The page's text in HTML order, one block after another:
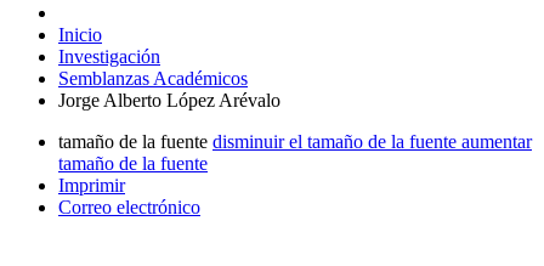
Inicio
Investigación
Semblanzas Académicos
Jorge Alberto López Arévalo
tamaño de la fuente disminuir el tamaño de la fuente aumentar
tamaño de la fuente
Imprimir
Correo electrónico